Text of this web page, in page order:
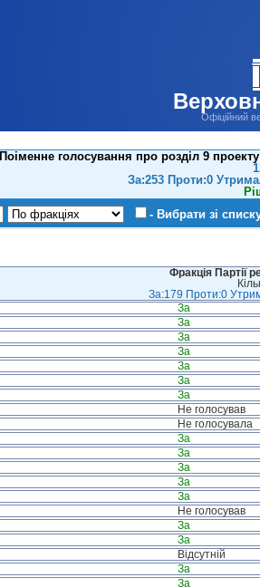
Офіційний
Поіменне голосування про розділ 9
За:253 Проти:0
- Вибрати зі
Фракція Партії
За:179 Проти:0
За
За
За
За
За
За
За
Не голосував
Не голосувала
За
За
За
За
За
Не голосував
За
За
Відсутній
За
За